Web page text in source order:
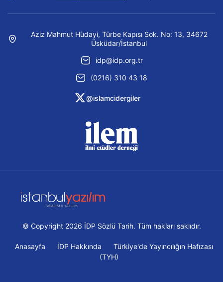
Aziz Mahmut Hüdayi, Türbe Kapısı Sok. No: 13, 34672
Üsküdar/İstanbul
idp@idp.org.tr
(0216) 310 43 18
@islamcidergiler
© Copyright 2026 İDP Sözlü Tarih. Tüm hakları saklıdır.
Anasayfa İDP Hakkında
Türkiye'de Yayıncılığın Hafızası
(TYH)